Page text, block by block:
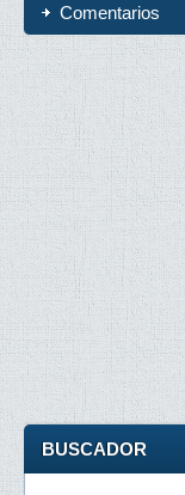
Comentarios
BUSCADOR